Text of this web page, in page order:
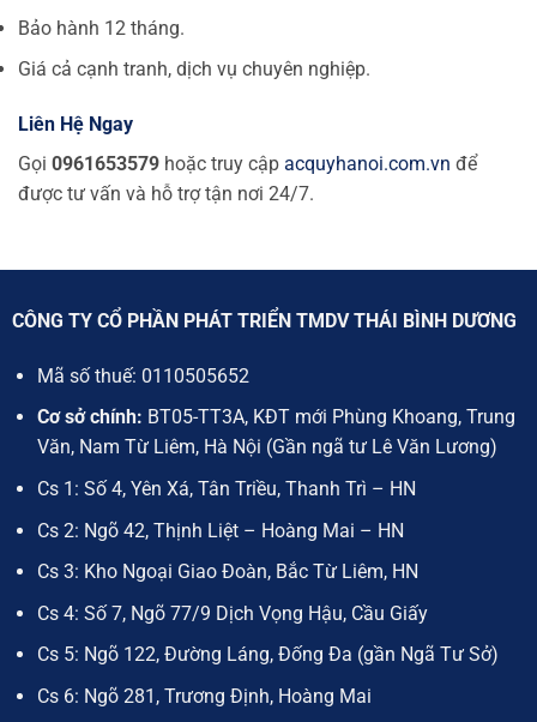
Bảo hành 12 tháng.
Giá cả cạnh tranh, dịch vụ chuyên nghiệp.
Liên Hệ Ngay
Gọi 0961653579 hoặc truy cập acquyhanoi.com.vn để
được tư vấn và hỗ trợ tận nơi 24/7.
CÔNG TY CỔ PHẦN PHÁT TRIỂN TMDV THÁI BÌNH DƯƠNG
Mã số thuế: 0110505652
Cơ sở chính: BT05-TT3A, KĐT mới Phùng Khoang, Trung
Văn, Nam Từ Liêm, Hà Nội (Gần ngã tư Lê Văn Lương)
Cs 1: Số 4, Yên Xá, Tân Triều, Thanh Trì – HN
Cs 2: Ngõ 42, Thịnh Liệt – Hoàng Mai – HN
Cs 3: Kho Ngoại Giao Đoàn, Bắc Từ Liêm, HN
Cs 4: Số 7, Ngõ 77/9 Dịch Vọng Hậu, Cầu Giấy
Cs 5: Ngõ 122, Đường Láng, Đống Đa (gần Ngã Tư Sở)
Cs 6: Ngõ 281, Trương Định, Hoàng Mai